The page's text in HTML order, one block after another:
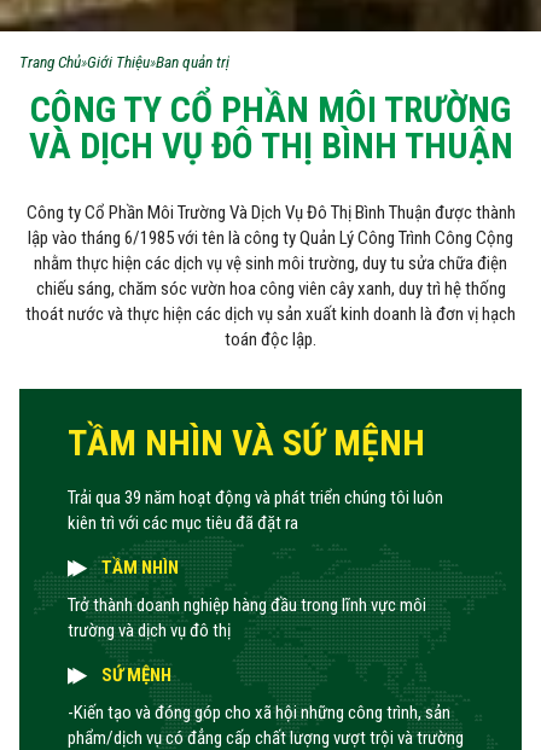
Trang Chủ»Giới Thiệu»Ban quản trị
CÔNG TY CỔ PHẦN MÔI TRƯỜNG
VÀ DỊCH VỤ ĐÔ THỊ BÌNH THUẬN
Công ty Cổ Phần Môi Trường Và Dịch Vụ Đô Thị Bình Thuận được thành
lập vào tháng 6/1985 với tên là công ty Quản Lý Công Trình Công Cộng
nhằm thực hiện các dịch vụ vệ sinh môi trường, duy tu sửa chữa điện
chiếu sáng, chăm sóc vườn hoa công viên cây xanh, duy trì hệ thống
thoát nước và thực hiện các dịch vụ sản xuất kinh doanh là đơn vị hạch
toán độc lập.
TẦM NHÌN VÀ SỨ MỆNH
Trải qua 39 năm hoạt động và phát triển chúng tôi luôn
kiên trì với các mục tiêu đã đặt ra
TẦM NHÌN
Trở thành doanh nghiệp hàng đầu trong lĩnh vực môi
trường và dịch vụ đô thị
SỨ MỆNH
-Kiến tạo và đóng góp cho xã hội những công trình, sản
phẩm/dịch vụ có đẳng cấp chất lượng vượt trội và trường